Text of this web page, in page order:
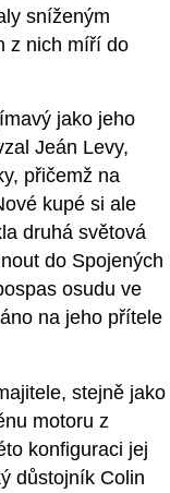
sníženým
z nich míří do
jako jeho
Jeán Levy,
přičemž na
kupé si ale
druhá světová
do Spojených
osudu ve
na jeho přítele
stejně jako
motoru z
konfiguraci jej
důstojník Colin